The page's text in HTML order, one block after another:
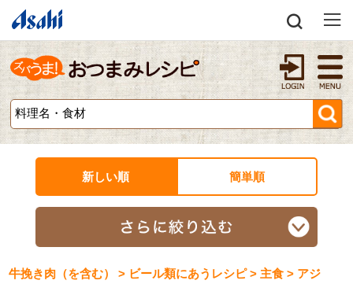
新しい順 簡単順
牛挽き肉（を含む） > ビール類にあうレシピ > 主食 > アジ